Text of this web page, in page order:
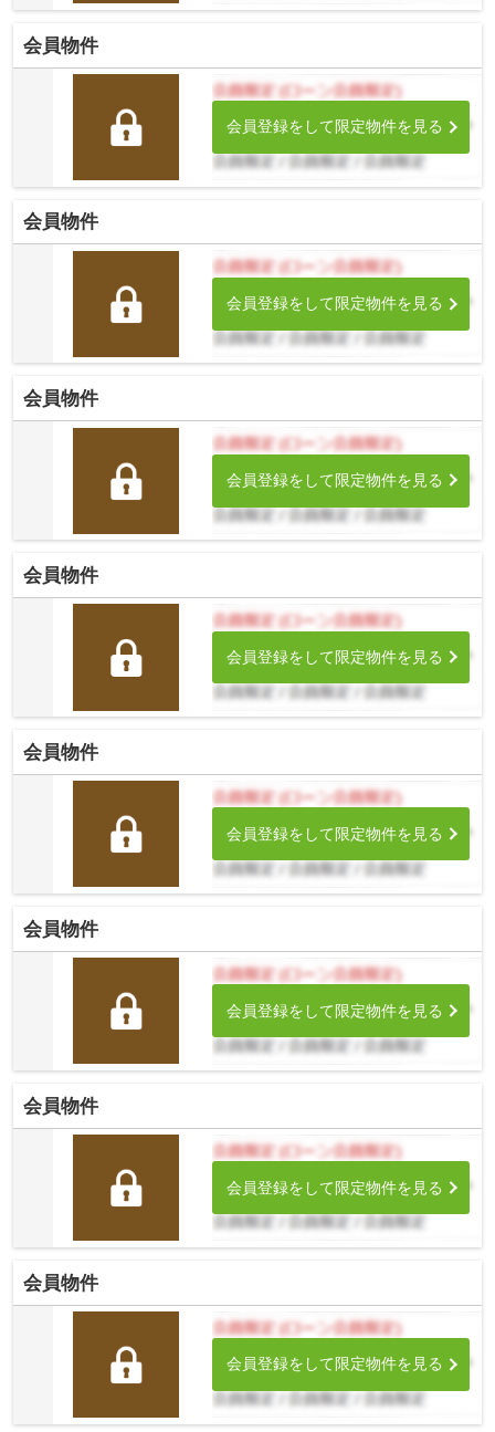
会員物件
会員登録をして限定物件を見る
会員物件
会員登録をして限定物件を見る
会員物件
会員登録をして限定物件を見る
会員物件
会員登録をして限定物件を見る
会員物件
会員登録をして限定物件を見る
会員物件
会員登録をして限定物件を見る
会員物件
会員登録をして限定物件を見る
会員物件
会員登録をして限定物件を見る